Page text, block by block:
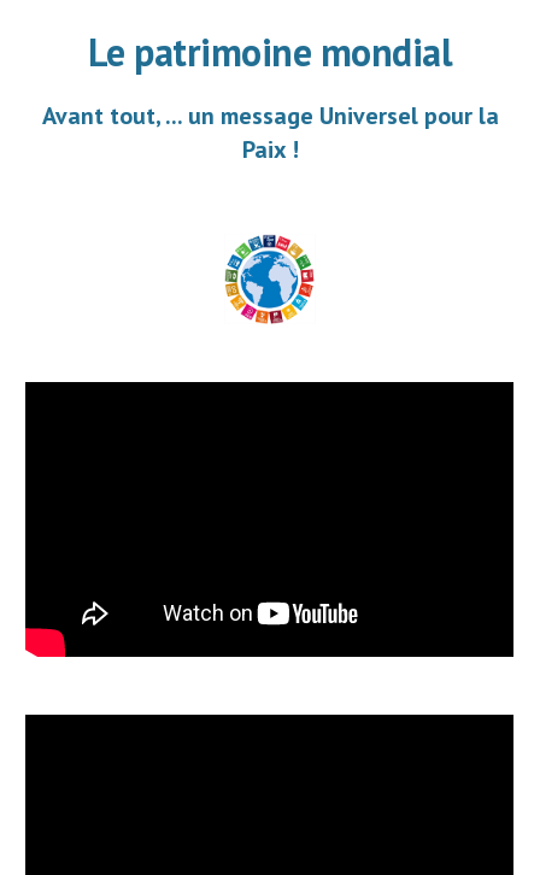
Le patrimoine mondial
Avant tout, ... un message Universel pour la
Paix !